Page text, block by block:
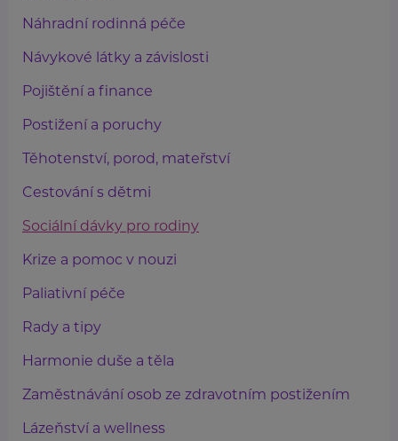
Náhradní rodinná péče
Návykové látky a závislosti
Pojištění a finance
Postižení a poruchy
Těhotenství, porod, mateřství
Cestování s dětmi
Sociální dávky pro rodiny
Krize a pomoc v nouzi
Paliativní péče
Rady a tipy
Harmonie duše a těla
Zaměstnávání osob ze zdravotním postižením
Lázeňství a wellness